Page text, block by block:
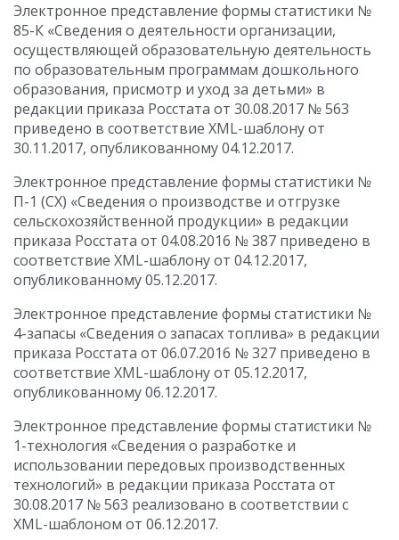
Электронное представление формы статистики №
85-К «Сведения о деятельности организации,
осуществляющей образовательную деятельность
по образовательным программам дошкольного
образования, присмотр и уход за детьми» в
редакции приказа Росстата от 30.08.2017 № 563
приведено в соответствие XML-шаблону от
30.11.2017, опубликованному 04.12.2017.
Электронное представление формы статистики №
П-1 (СХ) «Сведения о производстве и отгрузке
сельскохозяйственной продукции» в редакции
приказа Росстата от 04.08.2016 № 387 приведено в
соответствие XML-шаблону от 04.12.2017,
опубликованному 05.12.2017.
Электронное представление формы статистики №
4-запасы «Сведения о запасах топлива» в редакции
приказа Росстата от 06.07.2016 № 327 приведено в
соответствие XML-шаблону от 05.12.2017,
опубликованному 06.12.2017.
Электронное представление формы статистики №
1-технология «Сведения о разработке и
использовании передовых производственных
технологий» в редакции приказа Росстата от
30.08.2017 № 563 реализовано в соответствии с
XML-шаблоном от 06.12.2017.